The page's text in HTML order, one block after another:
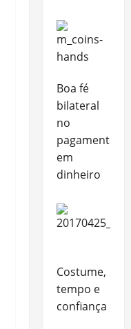
Boa fé
bilateral
no
pagamento
em
dinheiro
Costume,
tempo e
confiança